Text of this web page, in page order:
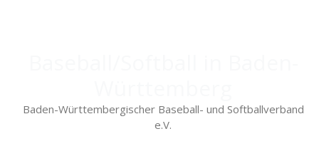
Baden-Württembergischer Baseball- und Softballverband
e.V.